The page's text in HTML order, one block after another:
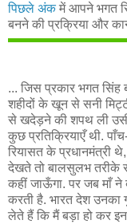
पिछले अंकमें आपने भगत
बनने की प्रक्रिया और
... जिस प्रकार भगत सिंह
शहीदों के खून से सनी
से खदेड़ने की शपथ ली
कुछ प्रतिक्रियाएँ थी.
रियासत के प्रधानमंत्री
देखते तो बालसुलभ तरीके
कहीं जाऊँगा. पर जब माँ ने
करती है. भारत देश उनका
लेते हैं कि मैं बड़ा हो कर